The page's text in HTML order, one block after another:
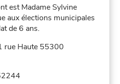
est Madame Sylvine
aux élections municipales
de 6 ans.
rue Haute 55300